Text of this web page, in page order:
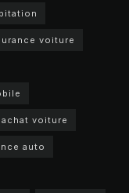
voiture
voiture
auto